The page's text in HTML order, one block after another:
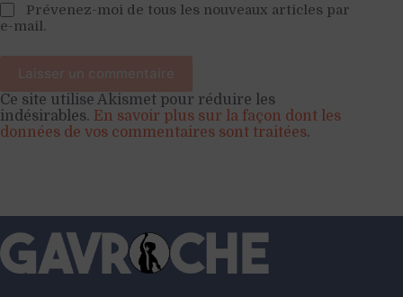
Prévenez-moi de tous les nouveaux articles par
e-mail.
Laisser un commentaire
Ce site utilise Akismet pour réduire les
indésirables. En savoir plus sur la façon dont les
données de vos commentaires sont traitées.